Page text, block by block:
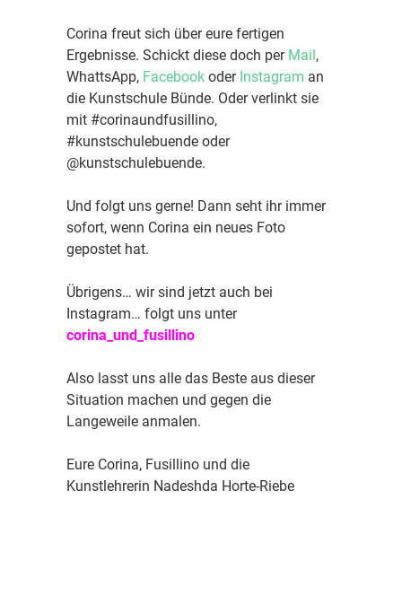
Corina freut sich über eure fertigen
Ergebnisse. Schickt diese doch per Mail,
WhattsApp, Facebook oder Instagram an
die Kunstschule Bünde. Oder verlinkt sie
mit #corinaundfusillino,
#kunstschulebuende oder
@kunstschulebuende.
Und folgt uns gerne! Dann seht ihr immer
sofort, wenn Corina ein neues Foto
gepostet hat.
Übrigens… wir sind jetzt auch bei
Instagram… folgt uns unter
corina_und_fusillino
Also lasst uns alle das Beste aus dieser
Situation machen und gegen die
Langeweile anmalen.
Eure Corina, Fusillino und die
Kunstlehrerin Nadeshda Horte-Riebe